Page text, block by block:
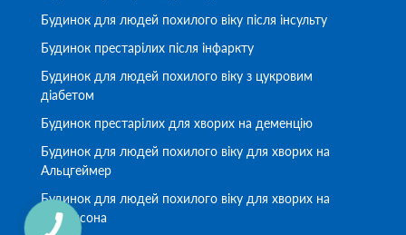
Будинок для людей похилого віку після інсульту
Будинок престарілих після інфаркту
Будинок для людей похилого віку з цукровим
діабетом
Будинок престарілих для хворих на деменцію
Будинок для людей похилого віку для хворих на
Альцгеймер
Будинок для людей похилого віку для хворих на
Паркінсона
КНОПКА
ЗВ'ЯЗКУ